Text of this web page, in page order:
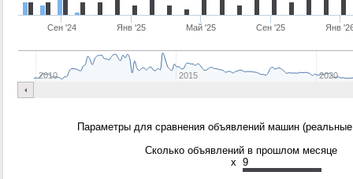
Сен '24 Янв '25 Май '25 Сен '25 Янв
2010 2015 2020
Параметры для сравнения объявлений машин (реальные
Сколько объявлений в прошлом месяце
x 9